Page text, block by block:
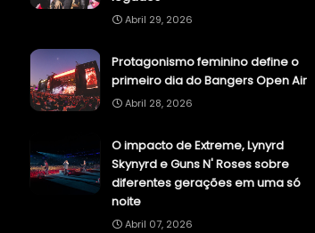
Abril 29, 2026
Protagonismo feminino define o
primeiro dia do Bangers Open Air
Abril 28, 2026
O impacto de Extreme, Lynyrd
Skynyrd e Guns N' Roses sobre
diferentes gerações em uma só
noite
Abril 07, 2026